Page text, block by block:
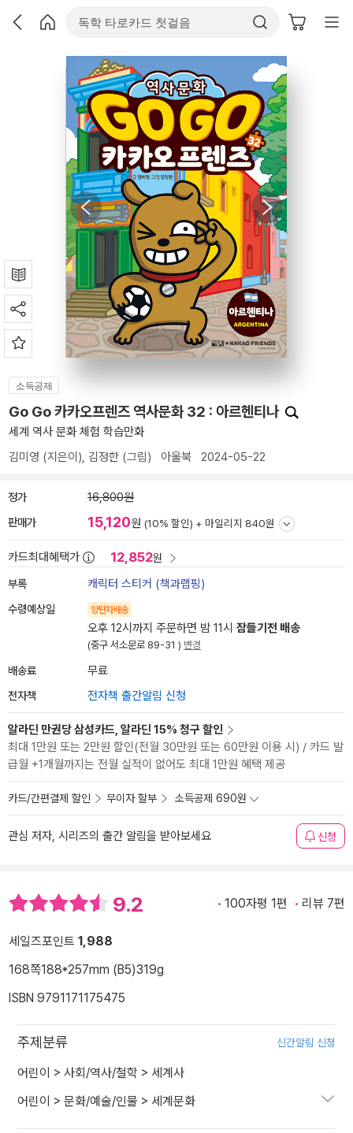
소득공제
Go Go 카카오프렌즈 역사문화 32 : 아르헨티나
세계 역사 문화 체험 학습만화
김미영 (지은이), 김정한 (그림) 아울북 2024-05-22
정가 16,800원
판매가 15,120원 (10% 할인) + 마일리지 840원
카드최대혜택가 12,852원
부록 캐릭터 스티커 (책과랩핑)
수령예상일 양탄자배송
오후 12시까지 주문하면 밤 11시 잠들기전 배송
(중구 서소문로 89-31 ) 변경
배송료 무료
전자책 전자책 출간알림 신청
알라딘 만권당 삼성카드, 알라딘 15% 청구 할인
최대 1만원 또는 2만원 할인(전월 30만원 또는 60만원 이용 시) / 카드 발
급월 +1개월까지는 전월 실적이 없어도 최대 1만원 혜택 제공
카드/간편결제 할인 무이자 할부 소득공제 690원
관심 저자, 시리즈의 출간 알림을 받아보세요 신청
9.2 100자평 1편 리뷰 7편
세일즈포인트 1,988
168쪽188*257mm (B5)319g
ISBN 9791171175475
주제분류 신간알림 신청
어린이 > 사회/역사/철학 > 세계사
어린이 > 문화/예술/인물 > 세계문화